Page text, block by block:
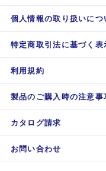
個人情報の取り扱いにつ
特定商取引法に基づく表
利用規約
製品のご購入時の注意事
カタログ請求
お問い合わせ